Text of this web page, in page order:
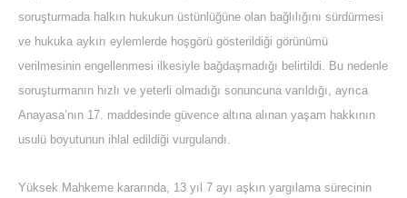
soruşturmada halkın hukukun üstünlüğüne olan bağlılığını sürdürmesi
ve hukuka aykırı eylemlerde hoşgörü gösterildiği görünümü
verilmesinin engellenmesi ilkesiyle bağdaşmadığı belirtildi. Bu nedenle
soruşturmanın hızlı ve yeterli olmadığı sonuncuna varıldığı, ayrıca
Anayasa’nın 17. maddesinde güvence altına alınan yaşam hakkının
usulü boyutunun ihlal edildiği vurgulandı.
Yüksek Mahkeme kararında, 13 yıl 7 ayı aşkın yargılama sürecinin